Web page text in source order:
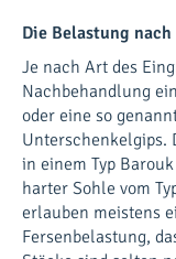
Die Belastung
Je nach Art des
Nachbehandlung
oder eine so
Unterschenkelgips.
in einem Typ
harter Sohle vom
erlauben meistens
Fersenbelastung,